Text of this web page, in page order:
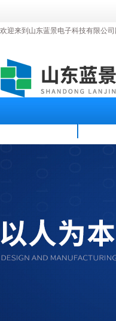
欢迎来到山东蓝景电子科技有限公司